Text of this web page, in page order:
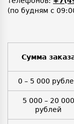
(по будням с
Сумма
0 – 5 000
5 000 – 20 000
рублей